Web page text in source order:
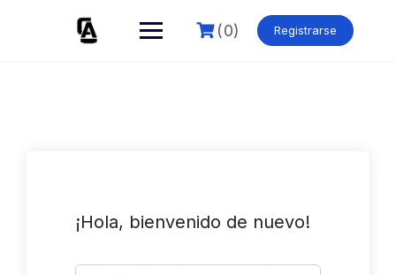
(0) Registrarse
¡Hola, bienvenido de nuevo!